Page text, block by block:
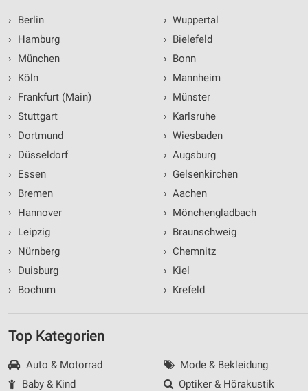
›
Berlin
›
Hamburg
›
München
›
Köln
›
Frankfurt (Main)
› Stuttgart
›
Dortmund
›
Düsseldorf
›
Essen
›
Bremen
›
Hannover
›
Leipzig
›
Nürnberg
›
Duisburg
›
Bochum
› Wuppertal
› Bielefeld
› Bonn
› Mannheim
› Münster
› Karlsruhe
› Wiesbaden
› Augsburg
› Gelsenkirchen
› Aachen
› Mönchengladbach
› Braunschweig
› Chemnitz
› Kiel
› Krefeld
Top Kategorien
Auto & Motorrad
Baby & Kind
Mode & Bekleidung
Optiker & Hörakustik